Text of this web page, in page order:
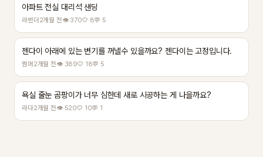
아파트 전실 대리석 샌딩
라벤더2개월 전👁 370♡ 8💬 5
젠다이 아래에 있는 변기를 꺼낼수 있을까요? 젠다이는 고정입니다.
썸머2개월 전👁 389♡ 18💬 5
욕실 줄눈 곰팡이가 너무 심한데 새로 시공하는 게 나을까요?
라다2개월 전👁 520♡ 10💬 1